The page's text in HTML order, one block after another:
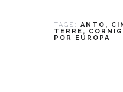
TAGS: ANTO
TERRE
POR EUROPA